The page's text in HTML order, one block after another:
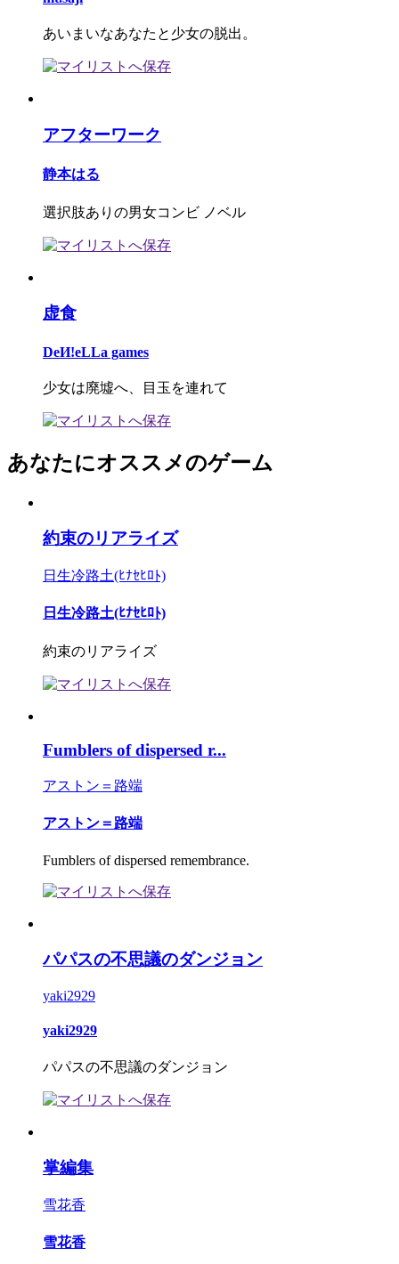
あいまいなあなたと少女の脱出。
アフターワーク
静本はる
選択肢ありの男女コンビ ノベル
虚食
DeИ!eLLa games
少女は廃墟へ、目玉を連れて
あなたにオススメのゲーム
約束のリアライズ
日生冷路土(ﾋﾅｾﾋﾛﾄ)
日生冷路土(ﾋﾅｾﾋﾛﾄ)
約束のリアライズ
Fumblers of dispersed r...
アストン＝路端
アストン＝路端
Fumblers of dispersed remembrance.
パパスの不思議のダンジョン
yaki2929
yaki2929
パパスの不思議のダンジョン
掌編集
雪花香
雪花香